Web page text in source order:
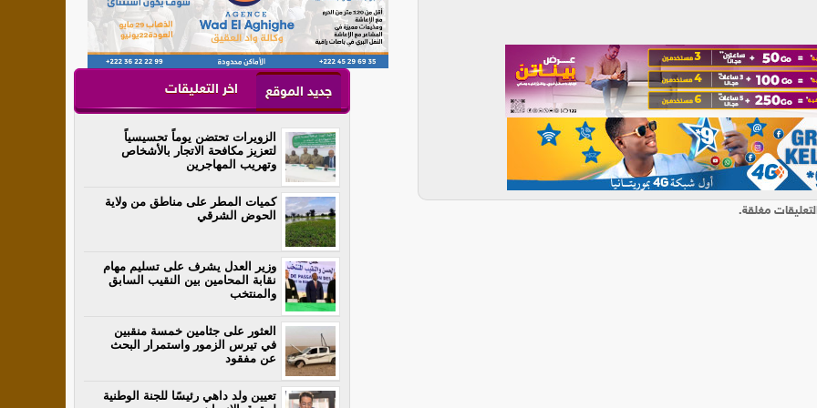
مغلقة.
جديد الموقع اخر التعليقات
الزويرات تحتضن يوماً تحسيسياً
لتعزيز مكافحة الاتجار بالأشخاص
وتهريب المهاجرين
كميات المطر على مناطق من ولاية
الحوض الشرقي
وزير العدل يشرف على تسليم مهام
نقابة المحامين بين النقيب السابق
والمنتخب
العثور على جثامين خمسة منقبين
في تيرس الزمور واستمرار البحث
عن مفقود
تعيين ولد داهي رئيسًا للجنة الوطنية